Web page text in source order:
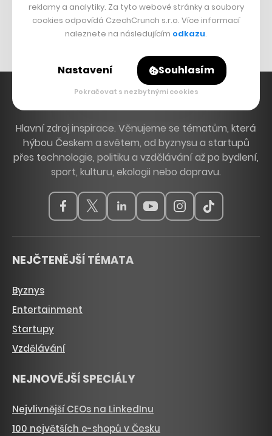
Originální hodinky
Nábytek z betonu
Hlavní zdroj inspirace. Věnujeme se tématům, která
hýbou Českem a světem, od byznysu a startupů
přes technologie, politiku a vzdělávání až po bydlení,
sport, kulturu, ekologii nebo dopravu.
NEJČTENĚJŠÍ TÉMATA
Byznys
Entertainment
Startupy
Vzdělávání
NEJNOVĚJŠÍ SPECIÁLY
Nejvlivnější CEOs na LinkedInu
100 největších e-shopů v Česku
reklamy a analytiky. Za tyto webové stránky a soubory
cookies odpovídá CzechCrunch s.r.o. Více informací
naleznete na následujícím odkazu.
Nastavení Souhlasím
Pokračovat s nezbytnými cookies